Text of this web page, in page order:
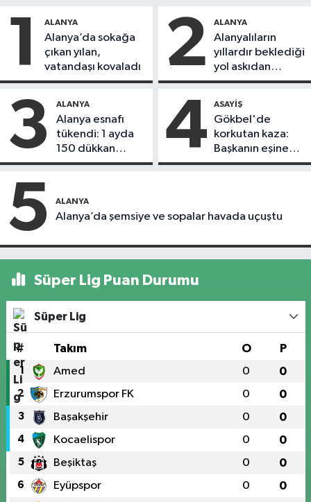
1 ALANYA
Alanya’da sokağa
çıkan yılan,
vatandaşı kovaladı
2 ALANYA
Alanyalıların
yıllardır beklediği
yol askıdan
döndü
3 ALANYA
Alanya esnafı
tükendi: 1 ayda
150 dükkan
kapandı
4 ASAYIŞ
Gökbel'de
korkutan kaza:
Başkanın eşine
motosiklet çarptı
5 ALANYA
Alanya’da şemsiye ve sopalar havada uçuştu
Süper Lig Puan Durumu
Süper Lig
# Takım O P
1 Amed 0 0
2 Erzurumspor FK 0 0
3 Başakşehir 0 0
4 Kocaelispor 0 0
5 Beşiktaş 0 0
6 Eyüpspor 0 0